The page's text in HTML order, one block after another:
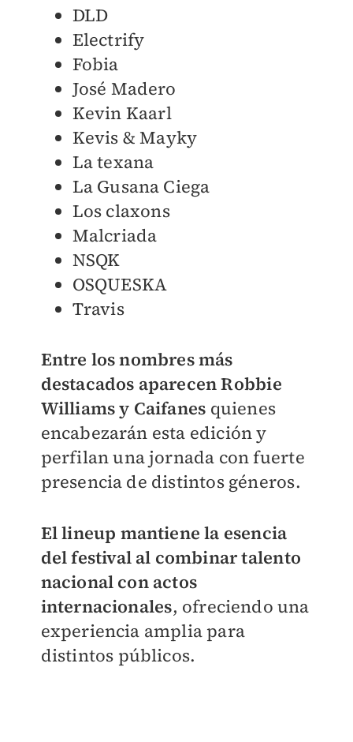
DLD
Electrify
Fobia
José Madero
Kevin Kaarl
Kevis & Mayky
La texana
La Gusana Ciega
Los claxons
Malcriada
NSQK
OSQUESKA
Travis
Entre los nombres más
destacados aparecen Robbie
Williams y Caifanes quienes
encabezarán esta edición y
perfilan una jornada con fuerte
presencia de distintos géneros.
El lineup mantiene la esencia
del festival al combinar talento
nacional con actos
internacionales, ofreciendo una
experiencia amplia para
distintos públicos.